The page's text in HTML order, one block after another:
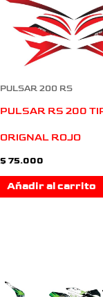
PULSAR 200 RS
PULSAR RS 200
ORIGNAL ROJO
$ 75.000
Añadir al carrito